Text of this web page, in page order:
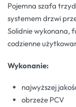
Pojemna szafa
systemem drzwi
Solidnie wykonana,
codzienne
Wykonanie:
najwyższej
obrzeże PCV